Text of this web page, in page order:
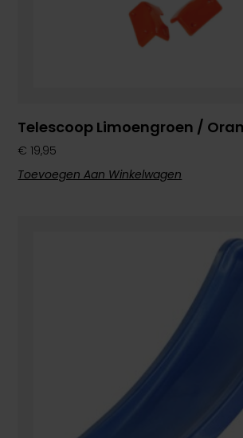
Telescoop Limoengroen /
€ 19,95
Toevoegen Aan Winkelwagen